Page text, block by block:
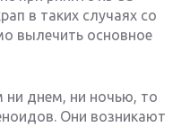
в таких случаях со
вылечить основное
днем, ни ночью, то
Они возникают